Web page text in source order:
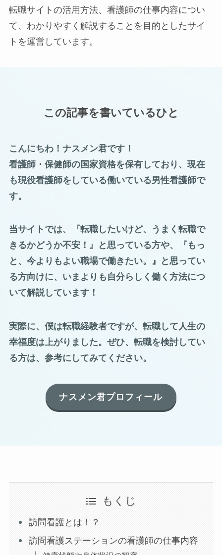
転職サイトの活用方法、看護師の仕事内容につい
て、わかりやすく解説することを目的としたサイ
トを運営しています。
この記事を書いているひと
こんにちわ！ナスメン君です！
看護師・保健師の国家資格を保有しており、現在
も現役看護師をしている働いている男性看護師で
す。
当サイトでは、『転職したいけど、うまく転職で
きるかどうか不安！』と思っている方や、『もっ
と、今よりもよい職場で働きたい。』と思ってい
る方向けに、いまよりも自分らしく働く方法につ
いて解説しています！
実際に、僕は転職経験者ですが、転職して人生の
幸福度は上がりました。ぜひ、転職を検討してい
る方は、参考にしてみてください。
ナスメン君プロフィール
もくじ
訪問看護とは！？
訪問看護ステーションの看護師の仕事内容